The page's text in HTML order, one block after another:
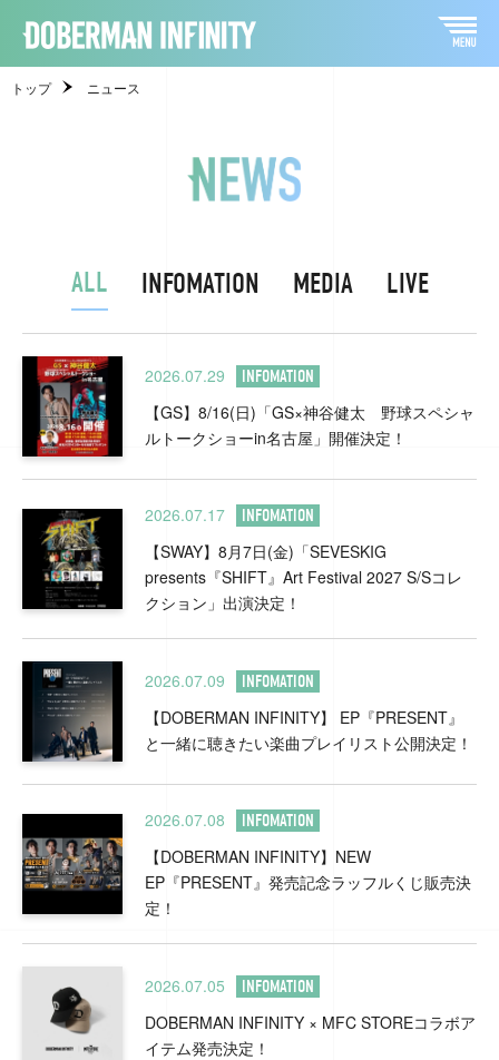
トップ ニュース
ALL INFOMATION MEDIA LIVE
2026.07.29 INFOMATION
【GS】8/16(日)「GS×神谷健太 野球スペシャ
ルトークショーin名古屋」開催決定！
2026.07.17 INFOMATION
【SWAY】8月7日(金)「SEVESKIG
presents『SHIFT』Art Festival 2027 S/Sコレ
クション」出演決定！
2026.07.09 INFOMATION
【DOBERMAN INFINITY】 EP『PRESENT』
と一緒に聴きたい楽曲プレイリスト公開決定！
2026.07.08 INFOMATION
【DOBERMAN INFINITY】NEW
EP『PRESENT』発売記念ラッフルくじ販売決
定！
2026.07.05 INFOMATION
DOBERMAN INFINITY × MFC STOREコラボア
イテム発売決定！